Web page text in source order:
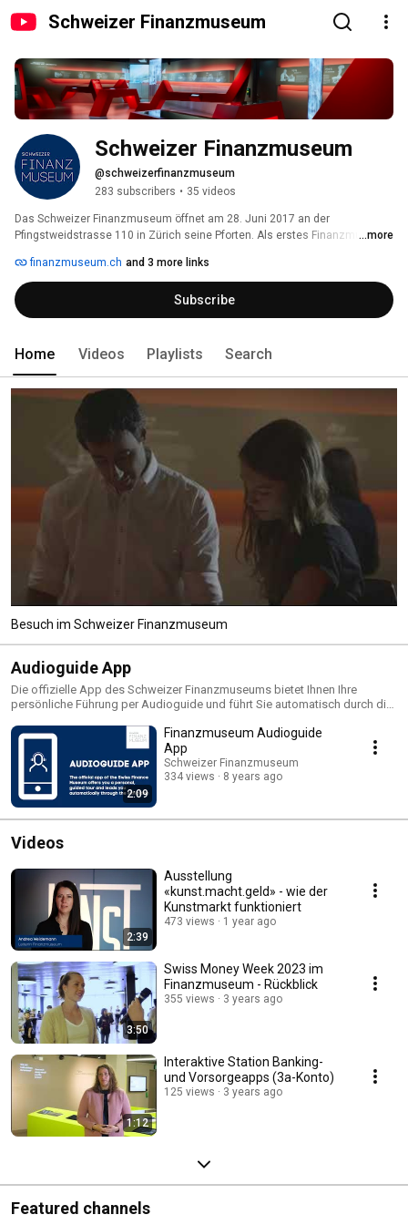
Schweizer Finanzmuseum
Schweizer Finanzmuseum
@schweizerfinanzmuseum
283 subscribers • 35 videos
Das Schweizer Finanzmuseum öffnet am 28. Juni 2017 an der
Pfingstweidstrasse 110 in Zürich seine Pforten. Als erstes Finanzmuseum
neusten Multimedia-Installationen. Das Museum befindet sich im neuen
globalen Hauptsitz von SIX, der Betreiberin der Schweizer
Finanzinfrastruktur.
...more
finanzmuseum.ch and 3 more links
Subscribe
Home Videos Playlists Search
Besuch im Schweizer Finanzmuseum
Audioguide App
Die offizielle App des Schweizer Finanzmuseums bietet Ihnen Ihre
persönliche Führung per Audioguide und führt Sie automatisch durch die
entsprechende Exponat und informiert Sie mit einer Benachrichtigung.
Dank der interaktiven Karte haben Sie stets den Überblick über Ihren
Standort in der Ausstellung. Erkunden Sie die Ausstellung in Ihrem
eigenen Tempo, hören den Erklärungen zu oder lesen Sie die Texte selbst
nach. Jetzt App laden: https://app.finanzmuseum.ch
2:09
Finanzmuseum Audioguide
App
Schweizer Finanzmuseum
334 views
8 years ago
Videos
2:39
Ausstellung
«kunst.macht.geld» - wie der
Kunstmarkt funktioniert
473 views 1 year ago
3:50
Swiss Money Week 2023 im
Finanzmuseum - Rückblick
355 views 3 years ago
1:12
Interaktive Station Banking-
und Vorsorgeapps (3a-Konto)
125 views 3 years ago
Featured channels